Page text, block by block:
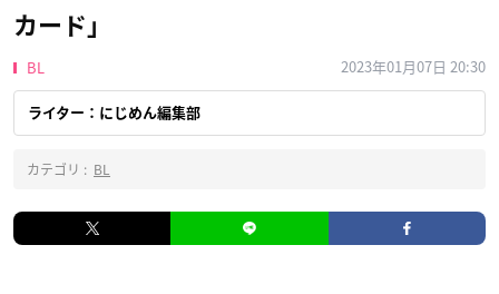
カード」
BL 2023年01月07日 20:30
ライター：にじめん編集部
カテゴリ : BL